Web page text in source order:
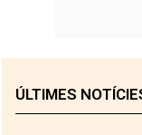
ÚLTIMES